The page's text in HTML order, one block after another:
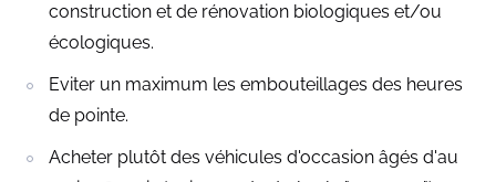
construction et de rénovation biologiques et/ou
écologiques.
Eviter un maximum les embouteillages des heures
de pointe.
Acheter plutôt des véhicules d'occasion âgés d'au